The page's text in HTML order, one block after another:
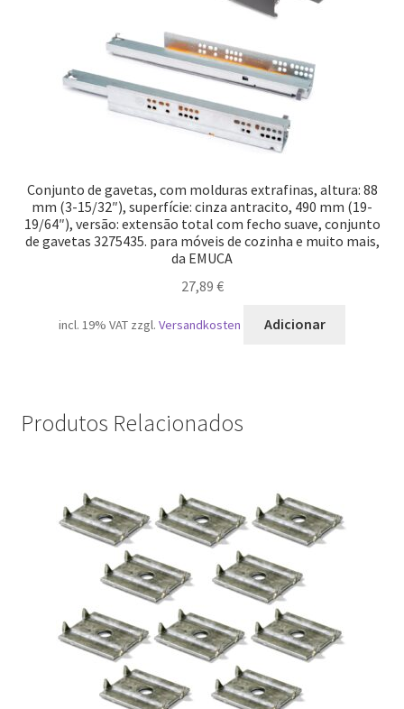
Conjunto de gavetas, com molduras extrafinas, altura: 88
mm (3-15/32″), superfície: cinza antracito, 490 mm (19-
19/64″), versão: extensão total com fecho suave, conjunto
de gavetas 3275435. para móveis de cozinha e muito mais,
da EMUCA
27,89 €
incl. 19% VAT zzgl. Versandkosten Adicionar
Produtos Relacionados